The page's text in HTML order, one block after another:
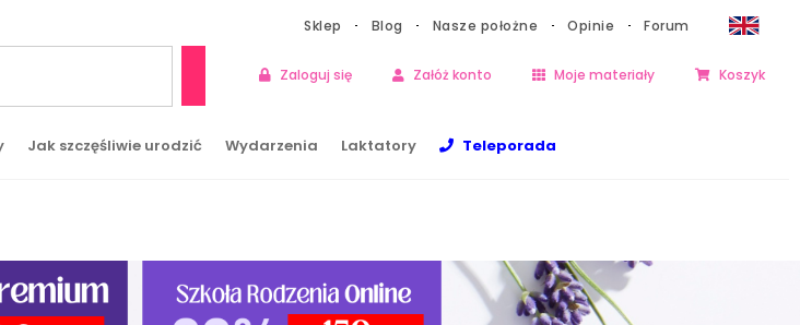
Sklep Blog Nasze położne Opinie Forum
Zaloguj się Załóż konto Moje materiały Koszyk
Jak szczęśliwie urodzić Wydarzenia Laktatory Teleporada